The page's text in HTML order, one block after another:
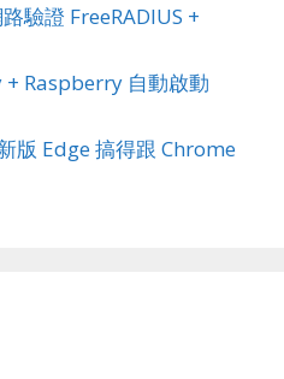
驗證 FreeRADIUS +
Raspberry 自動啟動
版 Edge 搞得跟 Chrome